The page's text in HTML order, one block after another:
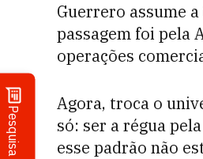
Pesquisa
Guerrero assume
passagem foi pela
operações
Agora, troca o
só: ser a régua
esse padrão não